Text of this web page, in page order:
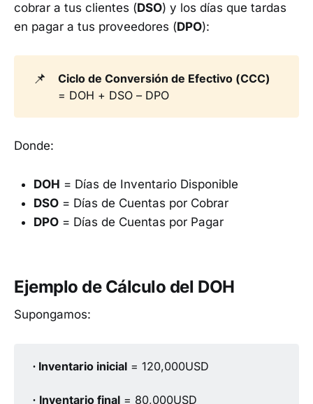
cobrar a tus clientes (DSO) y los días que tardas
en pagar a tus proveedores (DPO):
📌
Ciclo de Conversión de Efectivo (CCC)
= DOH + DSO – DPO
Donde:
DOH = Días de Inventario Disponible
DSO = Días de Cuentas por Cobrar
DPO = Días de Cuentas por Pagar
Ejemplo de Cálculo del DOH
Supongamos:
∙ Inventario inicial = 120,000USD
∙ Inventario final = 80,000USD